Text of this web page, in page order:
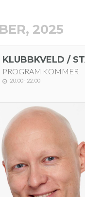
2025
KLUBBKVELD /
PROGRAM KOMMER
20:00 - 22:00